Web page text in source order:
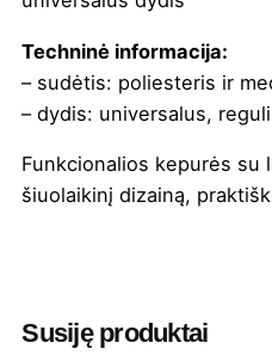
Techninė informacija:
– sudėtis: poliesteris ir
– dydis: universalus,
Funkcionalios kepurės su
šiuolaikinį dizainą,
Minimalus
15 vnt
Susiję produktai